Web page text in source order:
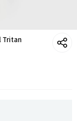
Tritan